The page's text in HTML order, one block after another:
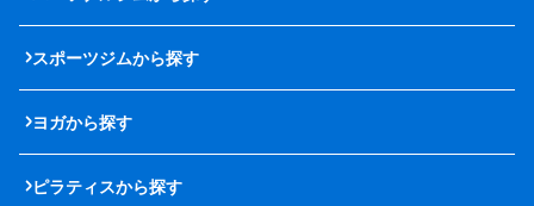
スポーツジムから探す
ヨガから探す
ピラティスから探す